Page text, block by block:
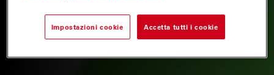
Impostazioni cookie Accetta tutti i cookie